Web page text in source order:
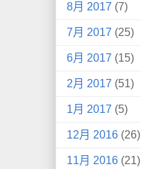
8月 2017 (7)
7月 2017 (25)
6月 2017 (15)
2月 2017 (51)
1月 2017 (5)
12月 2016 (26)
11月 2016 (21)